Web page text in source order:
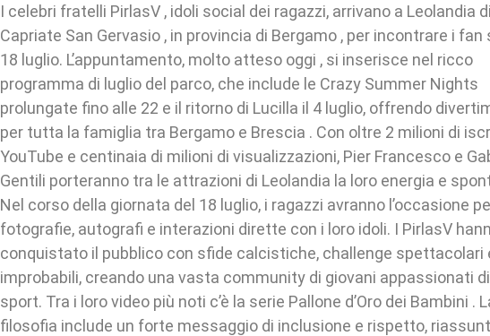
I celebri fratelli PirlasV , idoli social dei ragazzi, arrivano a Leolandia di
Capriate San Gervasio , in provincia di Bergamo , per incontrare i fan
18 luglio. L’appuntamento, molto atteso oggi , si inserisce nel ricco
programma di luglio del parco, che include le Crazy Summer Nights
prolungate fino alle 22 e il ritorno di Lucilla il 4 luglio, offrendo
per tutta la famiglia tra Bergamo e Brescia . Con oltre 2 milioni di
YouTube e centinaia di milioni di visualizzazioni, Pier Francesco e
Gentili porteranno tra le attrazioni di Leolandia la loro energia e
Nel corso della giornata del 18 luglio, i ragazzi avranno l’occasione
fotografie, autografi e interazioni dirette con i loro idoli. I PirlasV
conquistato il pubblico con sfide calcistiche, challenge spettacolari
improbabili, creando una vasta community di giovani appassionati
sport. Tra i loro video più noti c’è la serie Pallone d’Oro dei Bambini .
filosofia include un forte messaggio di inclusione e rispetto,